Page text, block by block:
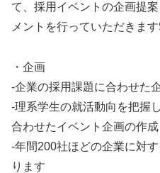
て、採用イベントの企画提
メントを行っていただきます
・企画
-企業の採用課題に合わせた
-理系学生の就活動向を把握
合わせたイベント企画の作成
-年間200社ほどの企業に対
ります